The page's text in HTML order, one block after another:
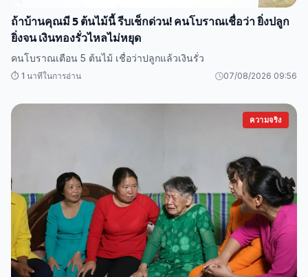
ถ้าบ้านคุณมี 5 ต้นไม้นี้ รีบเช็กด่วน! คนโบราณเชื่อว่า ยิ่งปลูก
ยิ่งจน เงินทองรั่วไหลไม่หยุด
คนโบราณเตือน 5 ต้นไม้ เชื่อว่าปลูกแล้วเงินรั่ว
⏱️ 1 นาทีในการอ่าน 07/08/2026 09:56
ความจริง